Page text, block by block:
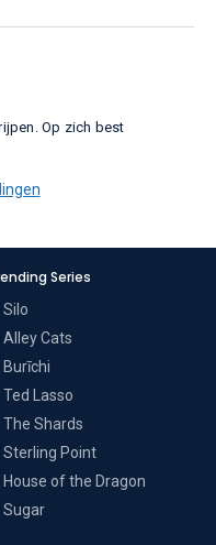
Op zich best
Series
Silo
Alley Cats
Burīchi
Ted Lasso
The Shards
Sterling Point
House of the Dragon
Sugar